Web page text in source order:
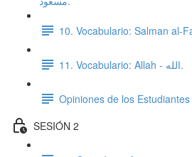
11. Vocabulario: Allah - الله.
Opiniones de los Estudiantes
SESIÓN 2